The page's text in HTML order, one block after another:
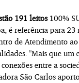
191 leitos100%
é referência para
de Atendimento
"Mais que um
entre a
São Carlos